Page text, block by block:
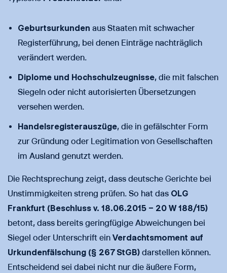
Geburtsurkunden aus Staaten mit schwacher
Registerführung, bei denen Einträge nachträglich
verändert werden.
Diplome und Hochschulzeugnisse, die mit falschen
Siegeln oder nicht autorisierten Übersetzungen
versehen werden.
Handelsregisterauszüge, die in gefälschter Form
zur Gründung oder Legitimation von Gesellschaften
im Ausland genutzt werden.
Die Rechtsprechung zeigt, dass deutsche Gerichte bei
Unstimmigkeiten streng prüfen. So hat das OLG
Frankfurt (Beschluss v. 18.06.2015 – 20 W 188/15)
betont, dass bereits geringfügige Abweichungen bei
Siegel oder Unterschrift ein Verdachtsmoment auf
Urkundenfälschung (§ 267 StGB) darstellen können.
Entscheidend sei dabei nicht nur die äußere Form,